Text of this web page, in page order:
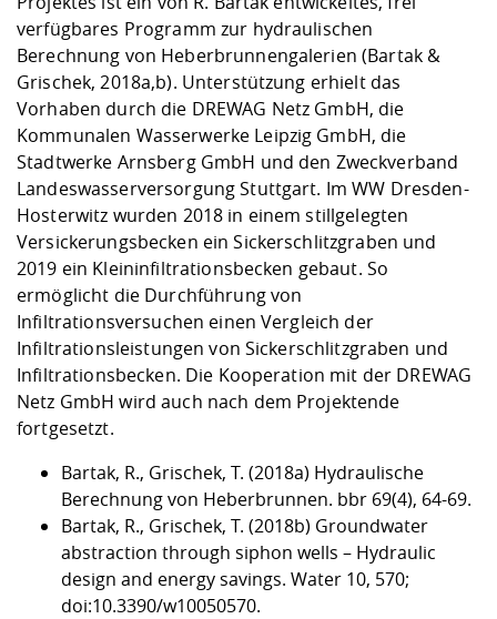
Vorbereitung
Checkliste zum
Studien- und
und Physik
Digitales Lernen
Fremdsprachen
Studieren in
Lebenslagen
Studentenwerk
Angebote der
Arbeit
Career Service
Lehren,
Weiterbilden im
Formulare und
Internationale
Formulare und
FIS -
Prototyping und
Gründung und
Kooperationen
Kontakt &
Klimaschutz &
Förderverein
Gremien und
Informatik/
Landbau/
Maschinenbau
Angebote für Unternehmen
Kontakt und Anfahrt
Qualitätssicherung
verfügbares Programm zur hydraulischen
Berechnung von Heberbrunnengalerien (Bartak &
Grischek, 2018a,b). Unterstützung erhielt das
Vorhaben durch die DREWAG Netz GmbH, die
Kommunalen Wasserwerke Leipzig GmbH, die
Stadtwerke Arnsberg GmbH und den Zweckverband
Landeswasserversorgung Stuttgart. Im WW Dresden-
Hosterwitz wurden 2018 in einem stillgelegten
Versickerungsbecken ein Sickerschlitzgraben und
2019 ein Kleininfiltrationsbecken gebaut. So
ermöglicht die Durchführung von
Infiltrationsversuchen einen Vergleich der
Infiltrationsleistungen von Sickerschlitzgraben und
Infiltrationsbecken. Die Kooperation mit der DREWAG
Netz GmbH wird auch nach dem Projektende
fortgesetzt.
Bartak, R., Grischek, T. (2018a) Hydraulische
Berechnung von Heberbrunnen. bbr 69(4), 64-69.
Bartak, R., Grischek, T. (2018b) Groundwater
abstraction through siphon wells – Hydraulic
design and energy savings. Water 10, 570;
doi:10.3390/w10050570.